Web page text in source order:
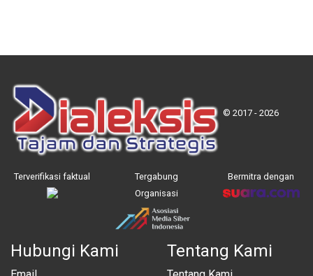
© 2017 - 2026
Terverifikasi faktual
Tergabung
Organisasi
Bermitra dengan
Hubungi Kami Tentang Kami